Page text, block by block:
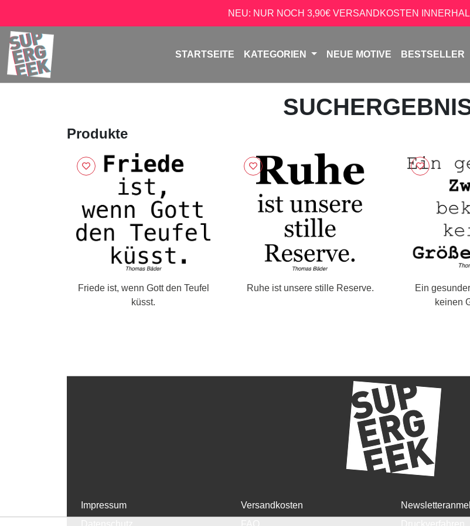
NEU: NUR NOCH 3,90€ VERSANDKOSTEN
STARTSEITE KATEGORIEN NEUE MOTIVE BESTSELLER
Produkte
Friede ist, wenn Gott den Teufel
küsst.
Ruhe ist unsere stille Reserve.
Ein
keinen
Impressum
Versandkosten